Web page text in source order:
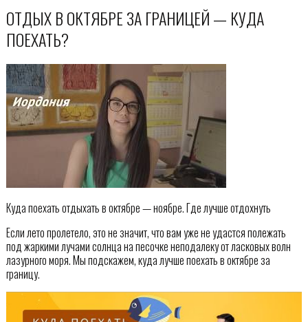
ОТДЫХ В ОКТЯБРЕ ЗА ГРАНИЦЕЙ — КУДА
ПОЕХАТЬ?
Куда поехать отдыхать в октябре — ноябре. Где лучше отдохнуть
Если лето пролетело, это не значит, что вам уже не удастся полежать
под жаркими лучами солнца на песочке неподалеку от ласковых волн
лазурного моря. Мы подскажем, куда лучше поехать в октябре за
границу.